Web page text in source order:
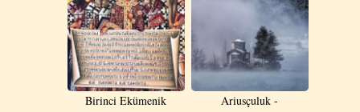
Birinci Ekümenik
Ariusçuluk -